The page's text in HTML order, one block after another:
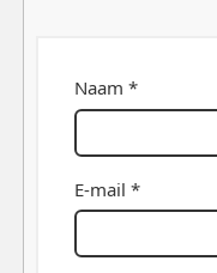
Naam *
E-mail *